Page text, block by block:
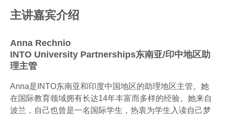
主讲嘉宾介绍
Anna Rechnio
INTO University Partnerships东南亚/印中地区助
理主管
Anna是INTO东南亚和印度中国地区的助理地区主管。她
在国际教育领域拥有长达14年丰富而多样的经验。她来自
波兰，自己也曾是一名国际学生，热衷为学生入读自己梦